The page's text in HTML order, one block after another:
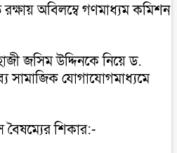
রক্ষায় অবিলম্বে গণমাধ্যম কমিশন
জসিম উদ্দিনকে নিয়ে ড.
সামাজিক যোগাযোগমাধ্যমে
শিকার:-